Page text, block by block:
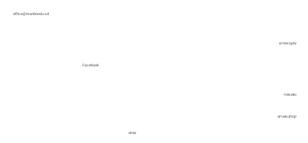
עיקבו אחרינו
Facebook
ניווט מהיר
קטלוג מוצרים
אודות
office@manbond.co.il